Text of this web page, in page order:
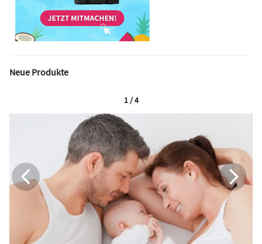
Neue Produkte
1 / 4